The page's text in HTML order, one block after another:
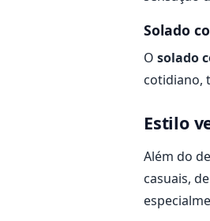
Solado
O solado
cotidiano,
Estilo
Além do
casuais,